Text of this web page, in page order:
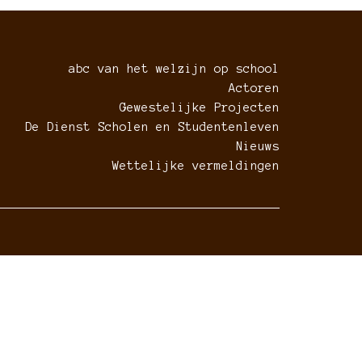
abc van het welzijn op school
Actoren
Gewestelijke Projecten
De Dienst Scholen en Studentenleven
Nieuws
Wettelijke vermeldingen